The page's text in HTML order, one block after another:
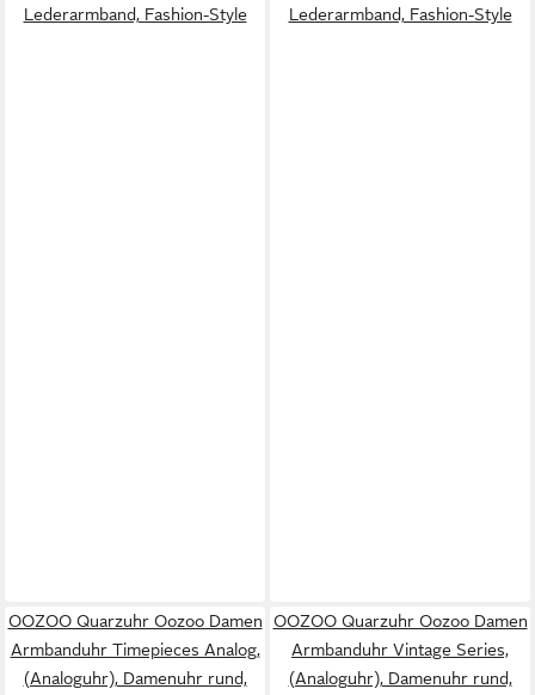
Lederarmband, Fashion-Style
Lederarmband, Fashion-Style
OOZOO Quarzuhr Oozoo Damen
Armbanduhr Timepieces Analog,
(Analoguhr), Damenuhr rund,
OOZOO Quarzuhr Oozoo Damen
Armbanduhr Vintage Series,
(Analoguhr), Damenuhr rund,